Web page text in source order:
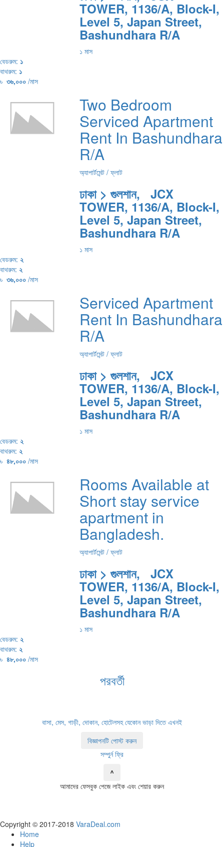
TOWER, 1136/A, Block-I,
Level 5, Japan Street,
Bashundhara R/A
১ মাস
বেডরুম: ১
বাথরুম: ১
৳ ৩৬,০০০ /মাস
Two Bedroom
Serviced Apartment
Rent In Bashundhara
R/A
অ্যাপার্টমেন্ট / ফ্লাট
ঢাকা > গুলশান, JCX
TOWER, 1136/A, Block-I,
Level 5, Japan Street,
Bashundhara R/A
১ মাস
বেডরুম: ২
বাথরুম: ২
৳ ৩৬,০০০ /মাস
Serviced Apartment
Rent In Bashundhara
R/A
অ্যাপার্টমেন্ট / ফ্লাট
ঢাকা > গুলশান, JCX
TOWER, 1136/A, Block-I,
Level 5, Japan Street,
Bashundhara R/A
১ মাস
বেডরুম: ২
বাথরুম: ২
৳ ৪৮,০০০ /মাস
Rooms Available at
Short stay service
apartment in
Bangladesh.
অ্যাপার্টমেন্ট / ফ্লাট
ঢাকা > গুলশান, JCX
TOWER, 1136/A, Block-I,
Level 5, Japan Street,
Bashundhara R/A
১ মাস
বেডরুম: ২
বাথরুম: ২
৳ ৪৮,০০০ /মাস
পরবর্তী
বাসা, মেস, গাড়ী, দোকান, হোটেলসহ যেকোন ভাড়া দিতে এখনই
বিজ্ঞাপনটি পোস্ট করুন
সম্পুর্ন ফ্রি
^
আমাদের ফেসবুক পেজে লাইক এবং শেয়ার করুন
Copyright © 2017-2018 VaraDeal.com
Home
Help